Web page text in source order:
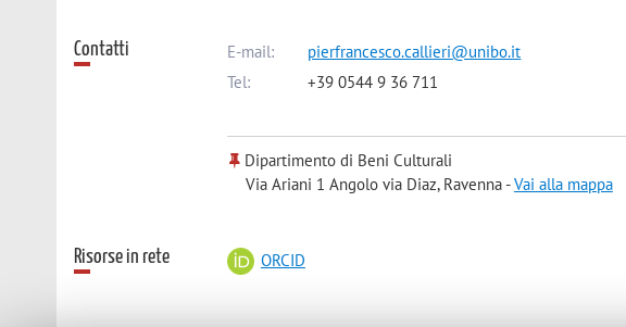
Contatti E-mail:
pierfrancesco.callieri@unibo.it
Tel:
+39 0544 9 36 711
Dipartimento di Beni Culturali
Via Ariani 1 Angolo via Diaz, Ravenna -Vai alla mappa
Risorse in rete ORCID